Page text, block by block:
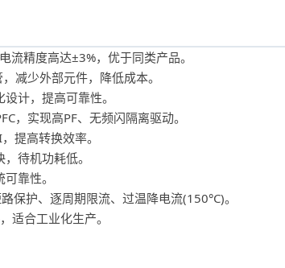
流精度高达±3%，优于同类产品。
减少外部元件，降低成本。
计，提高可靠性。
，实现高PF、无频闪隔离驱动。
提高转换效率。
待机功耗低。
靠性。
保护、逐周期限流、过温降电流(150°C)。
适合工业化生产。